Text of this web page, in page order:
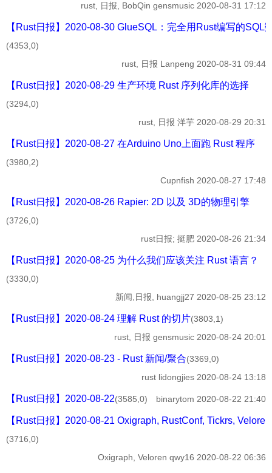
rust, 日报, BobQin gensmusic 2020-08-31 17:12
【Rust日报】2020-08-30 GlueSQL：完全用Rust编写的SQL
(4353,0)
rust, 日报 Lanpeng 2020-08-31 09:44
【Rust日报】2020-08-29 生产环境 Rust 序列化库的选择
(3294,0)
rust, 日报 洋芋 2020-08-29 20:31
【Rust日报】2020-08-27 在Arduino Uno上面跑 Rust 程序
(3980,2)
Cupnfish 2020-08-27 17:48
【Rust日报】2020-08-26 Rapier: 2D 以及 3D的物理引擎
(3726,0)
rust日报; 挺肥 2020-08-26 21:34
【Rust日报】2020-08-25 为什么我们应该关注 Rust 语言？
(3330,0)
新闻,日报,
huangjj27 2020-08-25 23:12
【Rust日报】2020-08-24 理解 Rust 的切片(3803,1)
rust, 日报 gensmusic 2020-08-24 20:01
【Rust日报】2020-08-23 - Rust 新闻/聚合(3369,0)
rust lidongjies 2020-08-24 13:18
【Rust日报】2020-08-22(3585,0) binarytom 2020-08-22 21:40
【Rust日报】2020-08-21 Oxigraph, RustConf, Tickrs, Veloren
(3716,0)
Oxigraph, Veloren qwy16 2020-08-22 06:36